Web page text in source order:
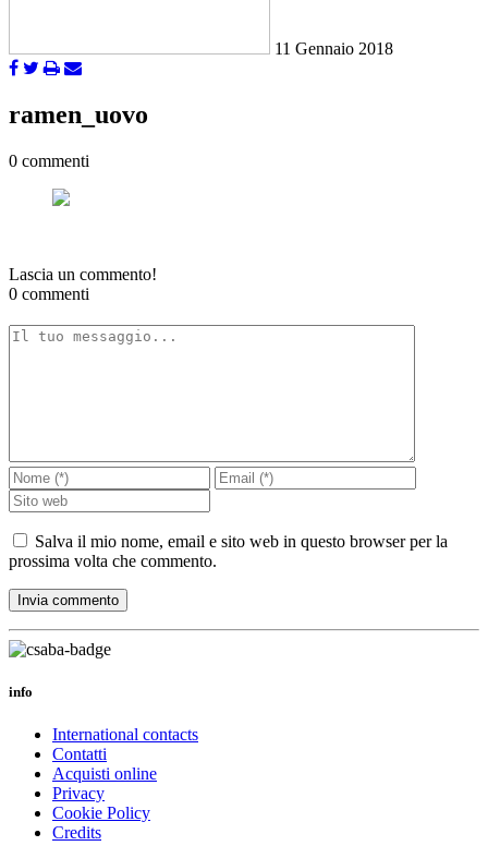
11 Gennaio 2018
ramen_uovo
0 commenti
Lascia un commento!
0 commenti
Salva il mio nome, email e sito web in questo browser per la
prossima volta che commento.
info
International contacts
Contatti
Acquisti online
Privacy
Cookie Policy
Credits